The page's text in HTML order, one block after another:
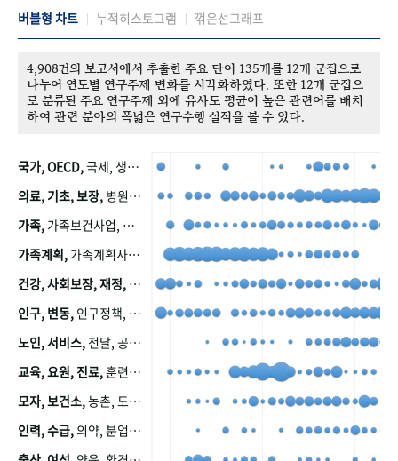
버블형 차트 누적히스토그램 꺾은선그래프
4,908건의 보고서에서 추출한 주요 단어 135개를 12개 군집으로
나누어 연도별 연구주제 변화를 시각화하였다. 또한 12개 군집으
로 분류된 주요 연구주제 외에 유사도 평균이 높은 관련어를 배치
하여 관련 분야의 폭넓은 연구수행 실적을 볼 수 있다.
국가, OECD,국제, 생산, 아시아, 태평양, 태평양지역, 참가
의료, 기초, 보장, 병원, 가정, 연금, 연계, 공적, 일본, 생활, 국민기초생활보장제도, 국민연금, 기금, 저소득층, 근로, 자활, 급여, 환자, 의료비, 모니터링, 한국복지패널, 소득, 지표, 빈곤, 노후, 장애인
가족, 가족보건사업, 산업, 친화, 전국, 출산력
가족계획, 가족계획사업, 가족계획사업평가, 한국가족계획사업, 피임, 보급, 부인, 자궁, 피임약
건강, 사회보장, 재정,
인구, 변동, 인구정책, 저출산, 고령사회, 고령화, 이동, 남북한, 지방자치단체, 컨설팅, 복지정책평가, 집, 사회개발
노인, 서비스, 전달, 공공, 보육, 수요, 공급, 사회서비스, 데이터, 보호, 요양, 아동, 예방, 청소년, 효율, 자원
교육, 요원, 진료,훈련, 보건요원, 마을, 마을건강사업, 보조원, 진료원, 보건진료원, 보건진료원교재
모자, 보건소,농촌, 도시, 금연, 농촌지역, 모자보건사업
인력, 수급,의약, 분업, 식품, 의약품, 의사, 안전